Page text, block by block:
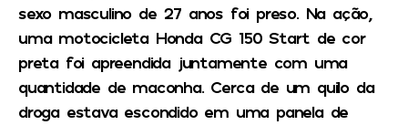
sexo masculino de 27 anos foi preso. Na ação,
uma motocicleta Honda CG 150 Start de cor
preta foi apreendida juntamente com uma
quantidade de maconha. Cerca de um quilo da
droga estava escondido em uma panela de